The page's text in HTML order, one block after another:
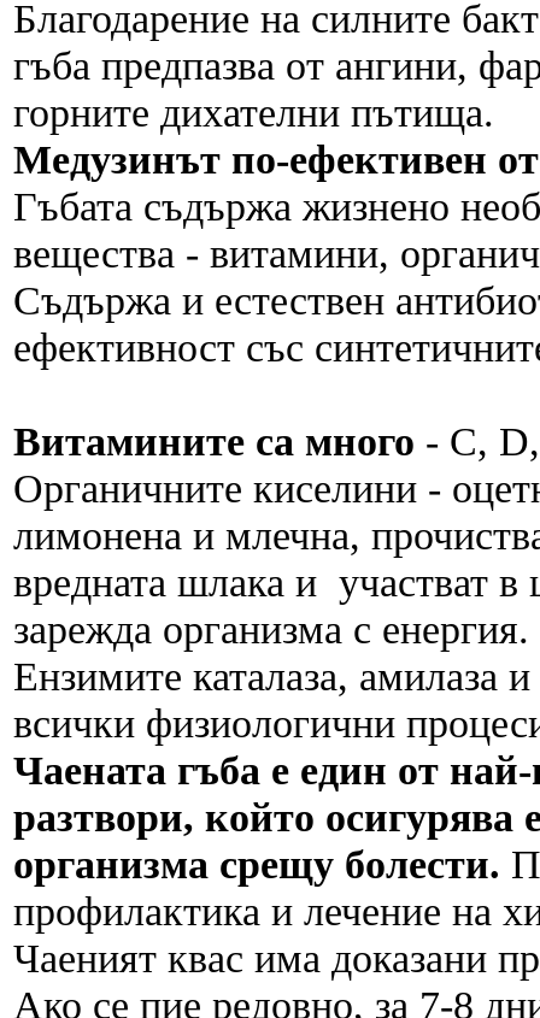
Благодарение на силните
гъба предпазва от ангини,
горните дихателни пътища.
Медузинът по-ефективен
Гъбата съдържа жизнено
вещества - витамини,
Съдържа и естествен
ефективност със
Витамините са много - С,
Органичните киселини -
лимонена и млечна,
вредната шлака и участват
зарежда организма с енергия.
Ензимите каталаза, амилаза
всички физиологични
Чаената гъба е един от
разтвори, който осигурява
организма срещу болести.
профилактика и лечение на
Чаеният квас има доказани
Ако се пие редовно, за 7-8